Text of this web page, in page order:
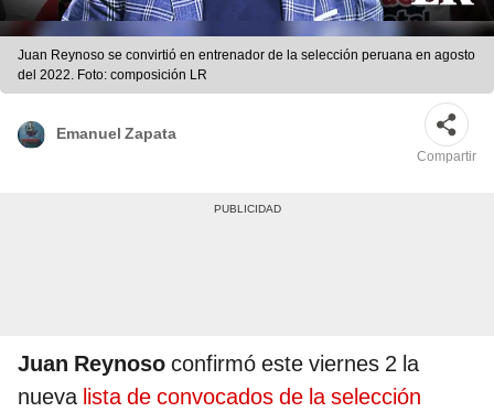
Juan Reynoso se convirtió en entrenador de la selección peruana en agosto
del 2022. Foto: composición LR
Emanuel Zapata
Compartir
Juan Reynoso confirmó este viernes 2 la
nueva lista de convocados de la selección